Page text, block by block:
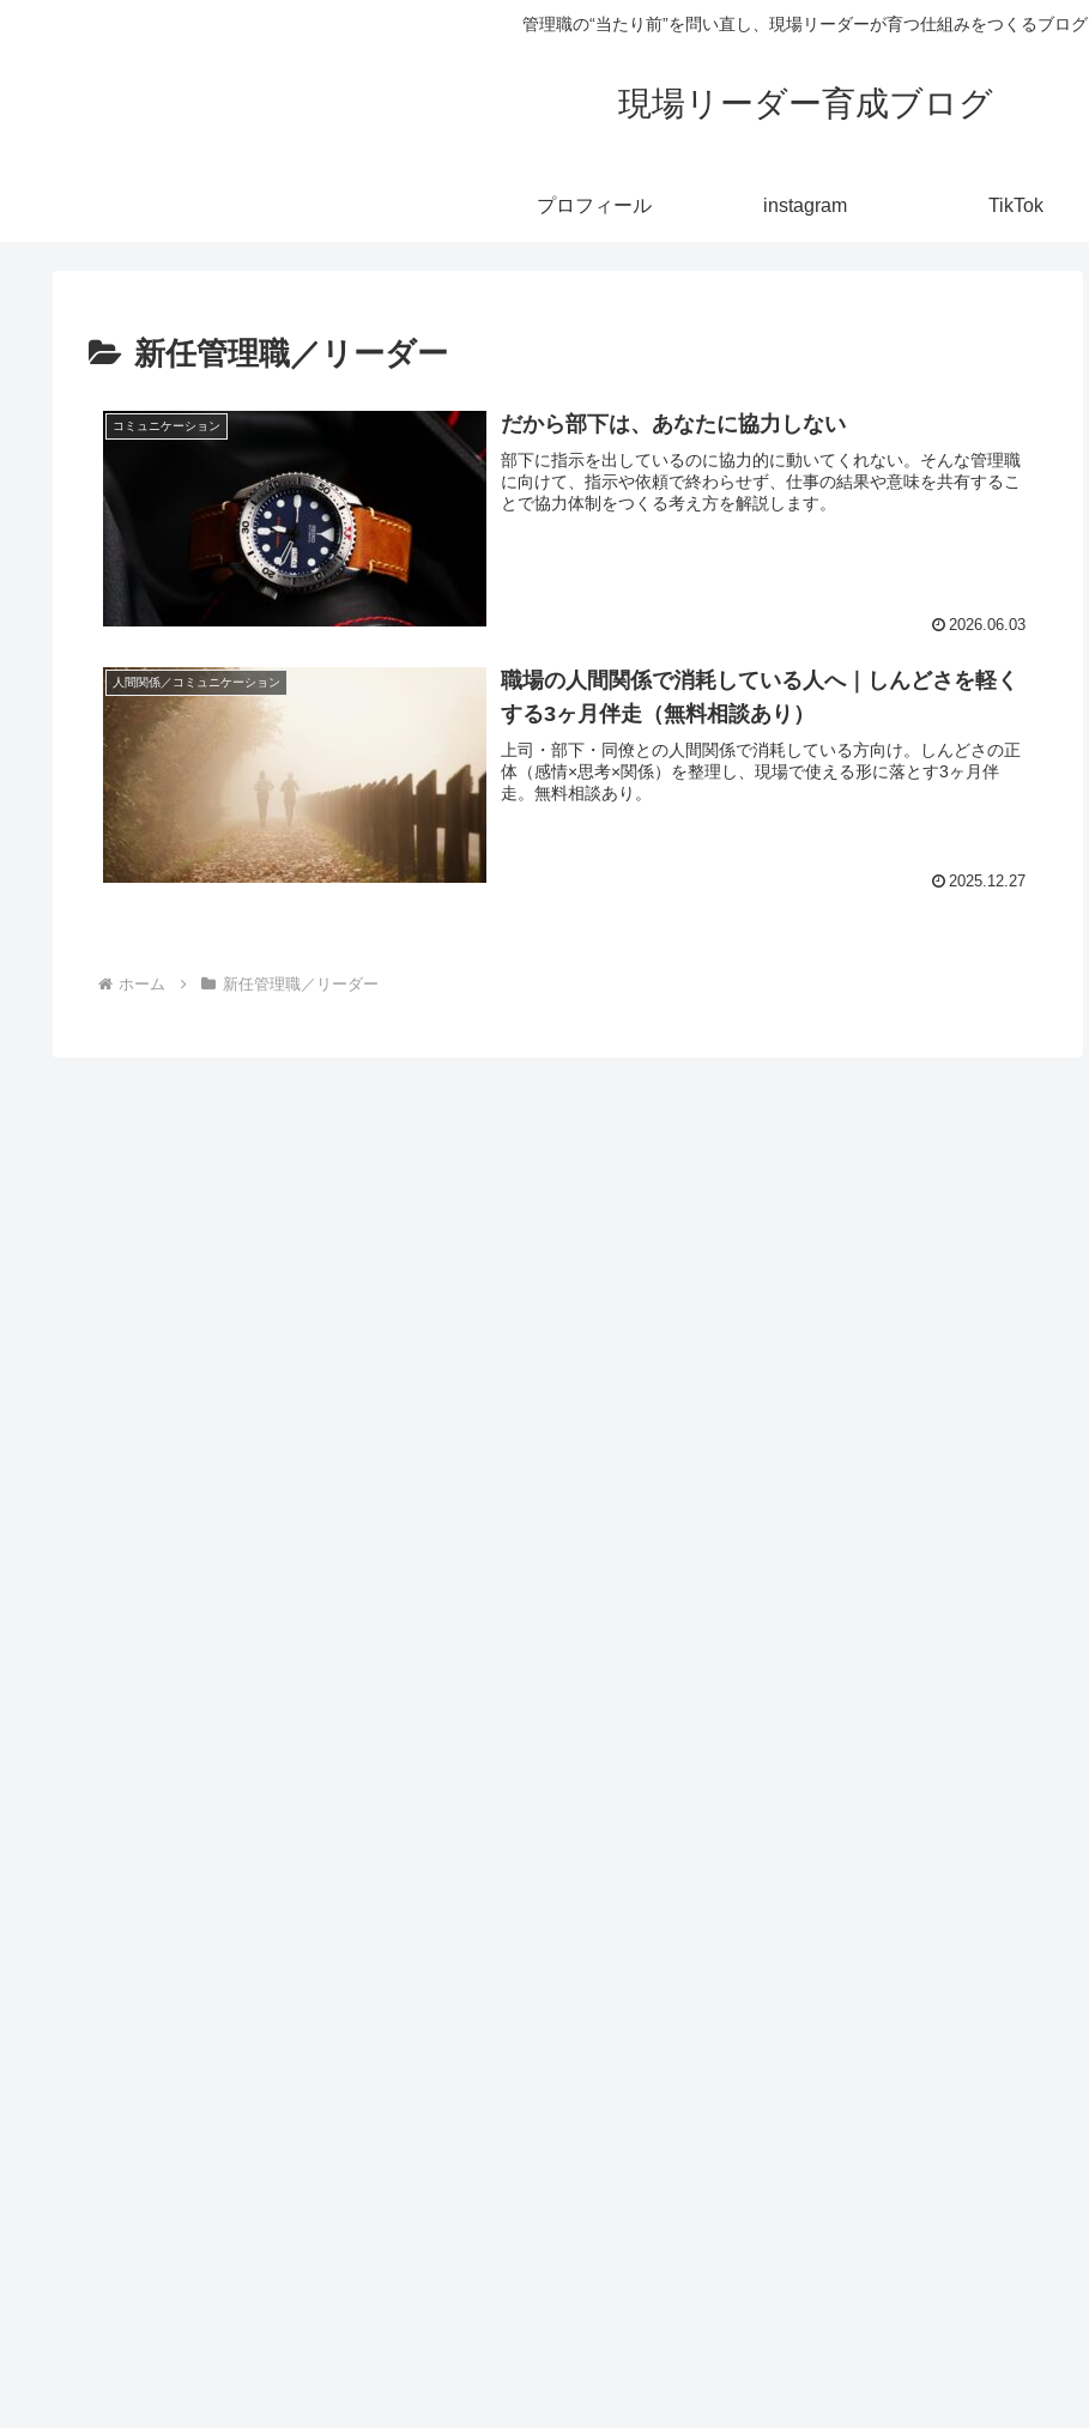
管理職の“当たり前”を問い直し、現場リーダーが育つ仕組みをつくるブログ
現場リーダー育成ブログ
プロフィール instagram TikTok
新任管理職／リーダー
コミュニケーション だから部下は、あなたに協力しない
部下に指示を出しているのに協力的に動いてくれない。そんな管理職
に向けて、指示や依頼で終わらせず、仕事の結果や意味を共有するこ
とで協力体制をつくる考え方を解説します。
2026.06.03
人間関係／コミュニケーション
職場の人間関係で消耗している人へ｜しんどさを軽く
する3ヶ月伴走（無料相談あり）
上司・部下・同僚との人間関係で消耗している方向け。しんどさの正
体（感情×思考×関係）を整理し、現場で使える形に落とす3ヶ月伴
走。無料相談あり。
2025.12.27
ホーム 新任管理職／リーダー